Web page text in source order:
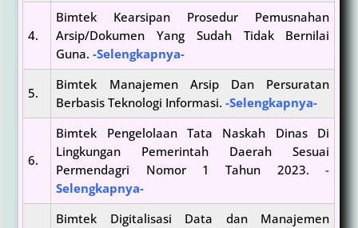
4.
Bimtek Kearsipan Prosedur Pemusnahan
Arsip/Dokumen Yang Sudah Tidak Bernilai
Guna.-Selengkapnya-
5.
Bimtek Manajemen Arsip Dan Persuratan
Berbasis Teknologi Informasi.-Selengkapnya-
6.
Bimtek Pengelolaan Tata Naskah Dinas Di
Lingkungan Pemerintah Daerah Sesuai
Permendagri Nomor 1 Tahun 2023.-
Selengkapnya-
Bimtek Digitalisasi Data dan Manajemen